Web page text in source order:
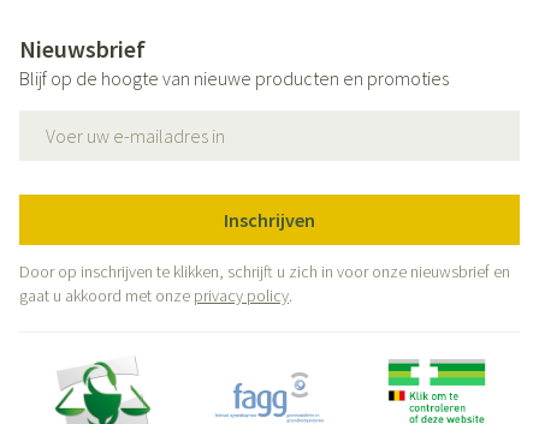
Nieuwsbrief
Blijf op de hoogte van nieuwe producten en promoties
Inschrijven
Door op inschrijven te klikken, schrijft u zich in voor onze nieuwsbrief en
gaat u akkoord met onze privacy policy.